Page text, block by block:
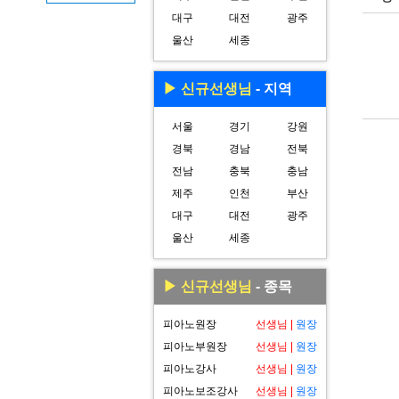
대구
대전
광주
울산
세종
▶ 신규선생님 - 지역
서울 경기
강원
경북
경남
전북
전남
충북
충남
제주
인천
부산
대구
대전
광주
울산
세종
▶ 신규선생님 - 종목
피아노원장 선생님
원장
피아노부원장
선생님
원장
피아노강사
선생님
원장
피아노보조강사
선생님
원장